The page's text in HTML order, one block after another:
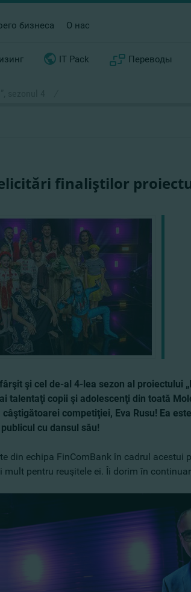
бизнеса О нас
IT Pack Переводы
finaliştilor
şi cel de-al 4-lea sezon al proiectului
talentaţi copii şi adolescenţi din toată
competiţiei, Eva Rusu! Ea
cu dansul său!
din echipa FinComBank în cadrul
mult pentru reuşitele ei. Îi dorim în